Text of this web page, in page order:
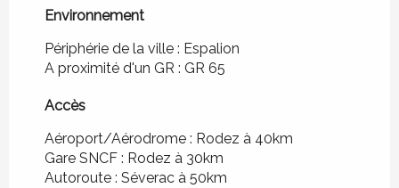
Environnement
Environnement
Périphérie de la ville : Espalion
A proximité d'un GR : GR 65
Accès
Accès
Aéroport/Aérodrome : Rodez à 40km
Gare SNCF : Rodez à 30km
Autoroute : Séverac à 50km